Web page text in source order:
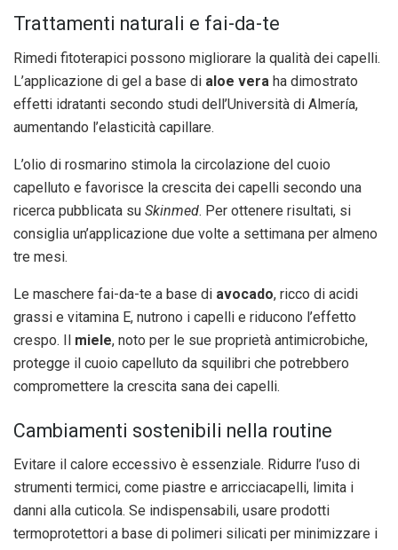
Trattamenti naturali e fai-da-te
Rimedi fitoterapici possono migliorare la qualità dei capelli.
L’applicazione di gel a base di aloe vera ha dimostrato
effetti idratanti secondo studi dell’Università di Almería,
aumentando l’elasticità capillare.
L’olio di rosmarino stimola la circolazione del cuoio
capelluto e favorisce la crescita dei capelli secondo una
ricerca pubblicata su Skinmed. Per ottenere risultati, si
consiglia un’applicazione due volte a settimana per almeno
tre mesi.
Le maschere fai-da-te a base di avocado, ricco di acidi
grassi e vitamina E, nutrono i capelli e riducono l’effetto
crespo. Il miele, noto per le sue proprietà antimicrobiche,
protegge il cuoio capelluto da squilibri che potrebbero
compromettere la crescita sana dei capelli.
Cambiamenti sostenibili nella routine
Evitare il calore eccessivo è essenziale. Ridurre l’uso di
strumenti termici, come piastre e arricciacapelli, limita i
danni alla cuticola. Se indispensabili, usare prodotti
termoprotettori a base di polimeri silicati per minimizzare i